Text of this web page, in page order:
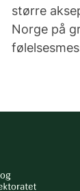
større
Norge på